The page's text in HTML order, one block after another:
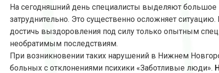
На сегодняшний день специалисты выделяют большое
затруднительно. Это существенно осложняет
достичь выздоровления под силу только опытным
необратимым последствиям.
При возникновении таких нарушений в Нижнем
больных с отклонениями психики «Заботливые люди».